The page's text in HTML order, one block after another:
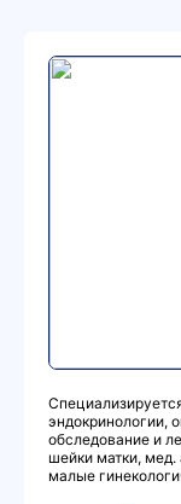
эндокринологии,
обследование и
шейки матки,
малые